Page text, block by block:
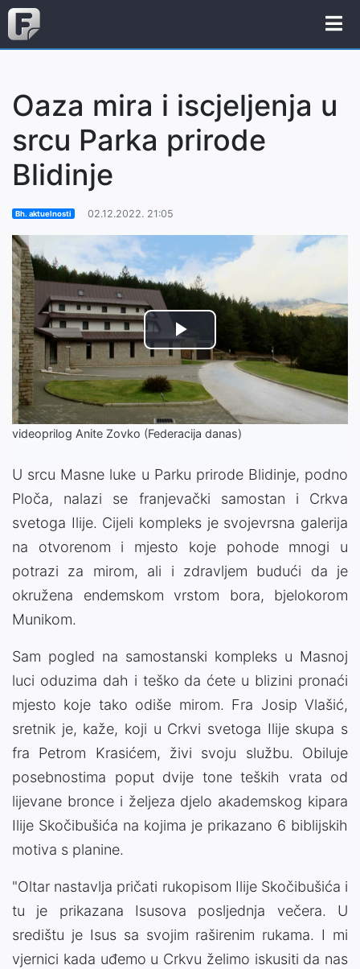
Oaza mira i iscjeljenja u
srcu Parka prirode
Blidinje
Bh. aktuelnosti 02.12.2022. 21:05
Play
Video
videoprilog Anite Zovko (Federacija danas)
U srcu Masne luke u Parku prirode Blidinje, podno
Ploča, nalazi se franjevački samostan i Crkva
svetoga Ilije. Cijeli kompleks je svojevrsna galerija
na otvorenom i mjesto koje pohode mnogi u
potrazi za mirom, ali i zdravljem budući da je
okružena endemskom vrstom bora, bjelokorom
Munikom.
Sam pogled na samostanski kompleks u Masnoj
luci oduzima dah i teško da ćete u blizini pronaći
mjesto koje tako odiše mirom. Fra Josip Vlašić,
sretnik je, kaže, koji u Crkvi svetoga Ilije skupa s
fra Petrom Krasićem, živi svoju službu. Obiluje
posebnostima poput dvije tone teških vrata od
lijevane bronce i željeza djelo akademskog kipara
Ilije Skočibušića na kojima je prikazano 6 biblijskih
motiva s planine.
"Oltar nastavlja pričati rukopisom Ilije Skočibušića i
tu je prikazana Isusova posljednja večera. U
središtu je Isus sa svojim raširenim rukama. I mi
vjernici kada uđemo u Crkvu želimo iskusiti da nas